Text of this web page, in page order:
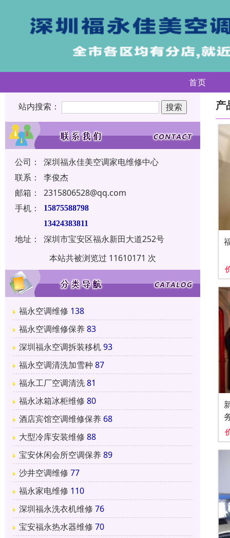
首页
站内搜索：
公司：
深圳福永佳美空调家电维修中心
联系：
李俊杰
邮箱：
2315806528@qq.com
手机：
15875588798
13424383811
地址：
深圳市宝安区福永新田大道252号
本站共被浏览过 11610171 次
福永空调维修 138
福永空调维修保养83
深圳福永空调拆装移机93
福永空调清洗加雪种 87
福永工厂空调清洗81
福永冰箱冰柜维修 80
酒店宾馆空调维修保养 68
大型冷库安装维修 88
宝安休闲会所空调保养89
沙井空调维修 77
福永家电维修 110
深圳福永洗衣机维修 76
宝安福永热水器维修 70
产